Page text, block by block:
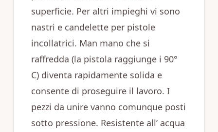
superficie. Per altri impieghi vi sono
nastri e candelette per pistole
incollatrici. Man mano che si
raffredda (la pistola raggiunge i 90°
C) diventa rapidamente solida e
consente di proseguire il lavoro. I
pezzi da unire vanno comunque posti
sotto pressione. Resistente all’ acqua